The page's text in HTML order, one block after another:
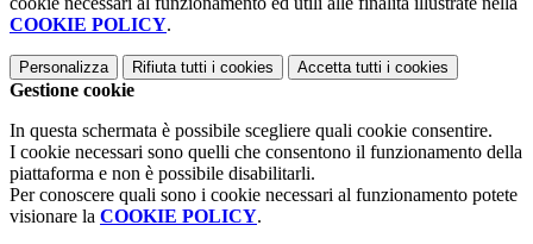
COOKIE POLICY.
Personalizza Rifiuta tutti i cookies Accetta tutti i cookies
Gestione cookie
In questa schermata è possibile scegliere quali cookie consentire.
I cookie necessari sono quelli che consentono il funzionamento della
piattaforma e non è possibile disabilitarli.
Per conoscere quali sono i cookie necessari al funzionamento potete
visionare la COOKIE POLICY.